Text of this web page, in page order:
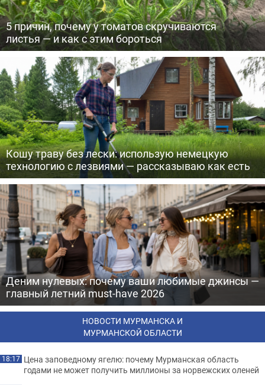
5 причин, почему у томатов скручиваются
листья — и как с этим бороться
Кошу траву без лески: использую немецкую
технологию с лезвиями — рассказываю как есть
Деним нулевых: почему ваши любимые джинсы —
главный летний must-have 2026
НОВОСТИ МУРМАНСКА И
МУРМАНСКОЙ ОБЛАСТИ
18:17 Цена заповедному ягелю: почему Мурманская область
годами не может получить миллионы за норвежских оленей